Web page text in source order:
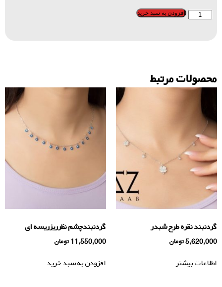
افزودن به سبد خرید
محصولات مرتبط
گردنبند نقره طرح شبدر
5,620,000تومان
اطلاعات بیشتر
گردنبندچشم نظرریزریسه ای
11,550,000 تومان
افزودن به سبد خرید